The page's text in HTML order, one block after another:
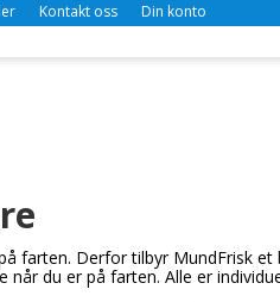
Kontakt oss Din konto
farten. Derfor tilbyr MundFrisk et
du er på farten. Alle er